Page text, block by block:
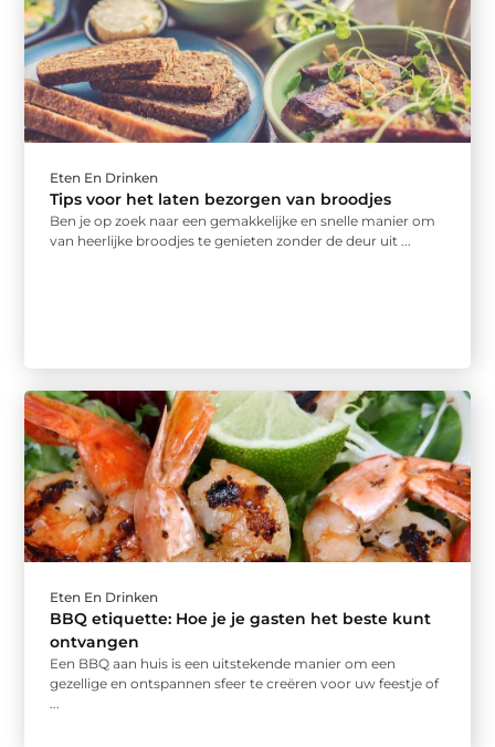
Eten En Drinken
Tips voor het laten bezorgen van broodjes
Ben je op zoek naar een gemakkelijke en snelle manier om
van heerlijke broodjes te genieten zonder de deur uit ...
Eten En Drinken
BBQ etiquette: Hoe je je gasten het beste kunt
ontvangen
Een BBQ aan huis is een uitstekende manier om een
gezellige en ontspannen sfeer te creëren voor uw feestje of